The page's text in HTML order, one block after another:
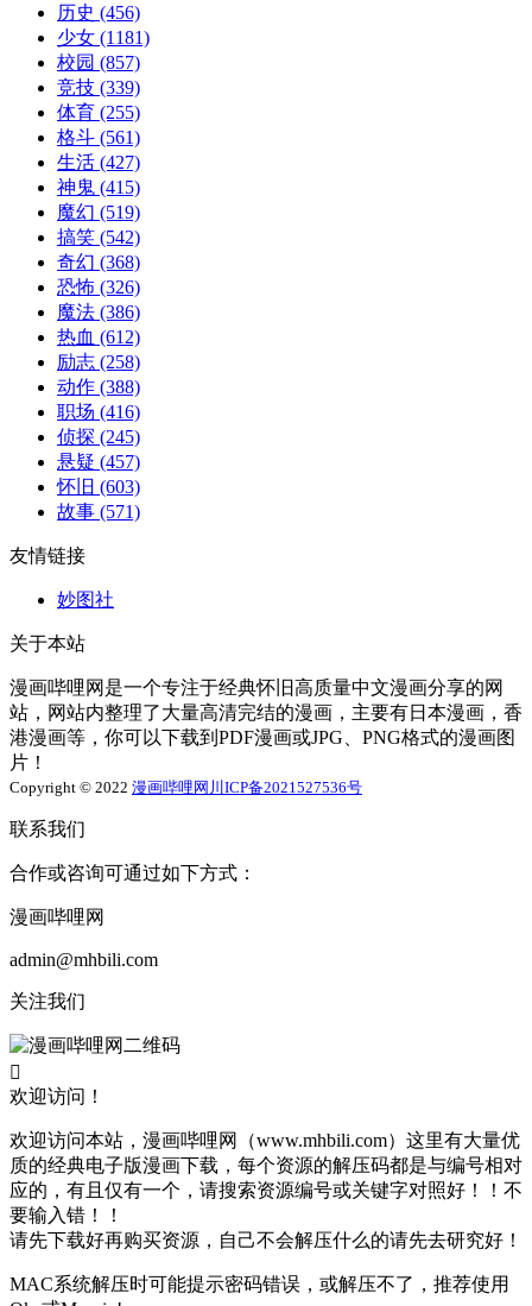
历史 (456)
少女 (1181)
校园 (857)
竞技 (339)
体育 (255)
格斗 (561)
生活 (427)
神鬼 (415)
魔幻 (519)
搞笑 (542)
奇幻 (368)
恐怖 (326)
魔法 (386)
热血 (612)
励志 (258)
动作 (388)
职场 (416)
侦探 (245)
悬疑 (457)
怀旧 (603)
故事 (571)
友情链接
妙图社
关于本站
漫画哔哩网是一个专注于经典怀旧高质量中文漫画分享的网
站，网站内整理了大量高清完结的漫画，主要有日本漫画，香
港漫画等，你可以下载到PDF漫画或JPG、PNG格式的漫画图
片！
Copyright © 2022 漫画哔哩网 川ICP备2021527536号
联系我们
合作或咨询可通过如下方式：
漫画哔哩网
admin@mhbili.com
关注我们

欢迎访问！
欢迎访问本站，漫画哔哩网（www.mhbili.com）这里有大量优
质的经典电子版漫画下载，每个资源的解压码都是与编号相对
应的，有且仅有一个，请搜索资源编号或关键字对照好！！不
要输入错！！
请先下载好再购买资源，自己不会解压什么的请先去研究好！
MAC系统解压时可能提示密码错误，或解压不了，推荐使用